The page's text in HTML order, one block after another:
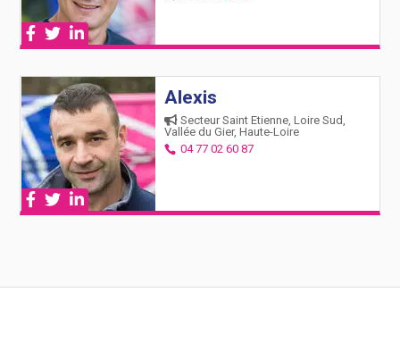
Alexis
Secteur Saint Etienne, Loire Sud,
Vallée du Gier, Haute-Loire
04 77 02 60 87